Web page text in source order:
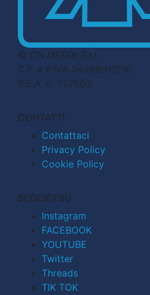
© CN MEDIA S.r.l.
C.F. e P.IVA 04998911210
R.E.A. n. 727803
CONTATTI
Contattaci
Privacy Policy
Cookie Policy
SEGUICI SU
Instagram
FACEBOOK
YOUTUBE
Twitter
Threads
TIK TOK